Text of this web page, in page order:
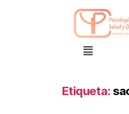
Etiqueta: